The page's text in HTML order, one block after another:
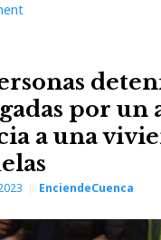
por un
a una
EnciendeCuenca